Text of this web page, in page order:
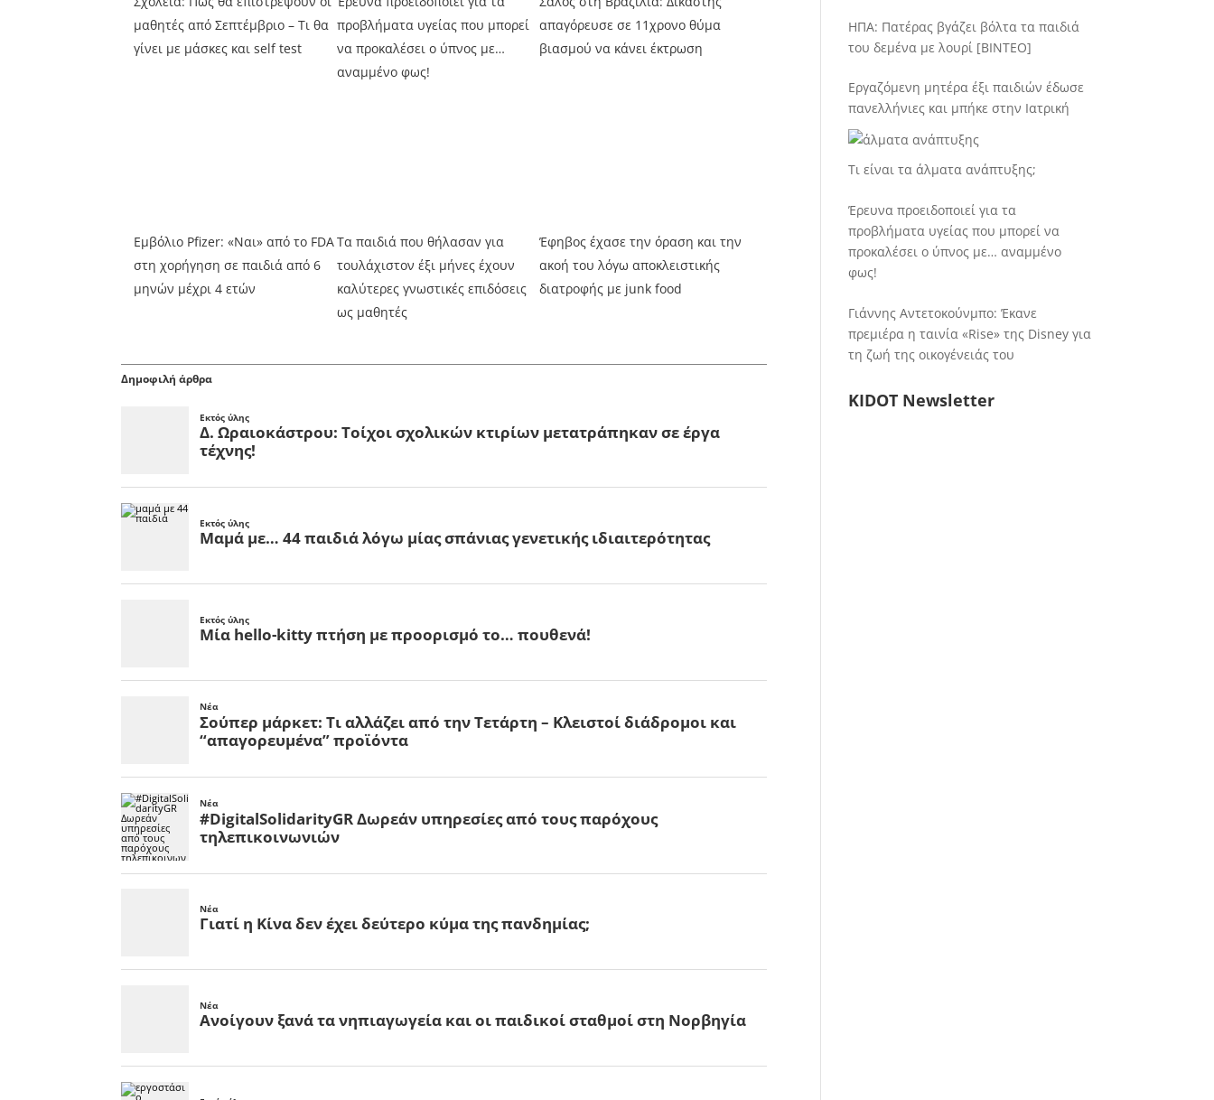
μαθητές από Σεπτέμβριο – Τι θα
γίνει με μάσκες και self test
προβλήματα υγείας που μπορεί
να προκαλέσει ο ύπνος με…
αναμμένο φως!
απαγόρευσε σε 11χρονο θύμα
βιασμού να κάνει έκτρωση
Εμβόλιο Pfizer: «Ναι» από το FDA
στη χορήγηση σε παιδιά από 6
μηνών μέχρι 4 ετών
Τα παιδιά που θήλασαν για
τουλάχιστον έξι μήνες έχουν
καλύτερες γνωστικές επιδόσεις
ως μαθητές
Έφηβος έχασε την όραση και την
ακοή του λόγω αποκλειστικής
διατροφής με junk food
Δημοφιλή άρθρα
ΗΠΑ: Πατέρας βγάζει βόλτα τα παιδιά
του δεμένα με λουρί [BINTEO]
Εργαζόμενη μητέρα έξι παιδιών έδωσε
πανελλήνιες και μπήκε στην Ιατρική
Τι είναι τα άλματα ανάπτυξης;
Έρευνα προειδοποιεί για τα
προβλήματα υγείας που μπορεί να
προκαλέσει ο ύπνος με… αναμμένο
φως!
Γιάννης Αντετοκούνμπο: Έκανε
πρεμιέρα η ταινία «Rise» της Disney για
τη ζωή της οικογένειάς του
KIDOT Newsletter